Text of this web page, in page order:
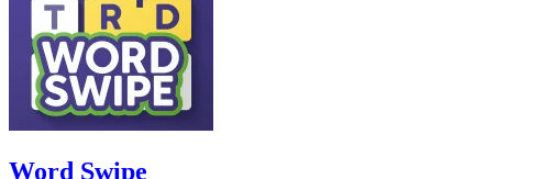
Word Swipe